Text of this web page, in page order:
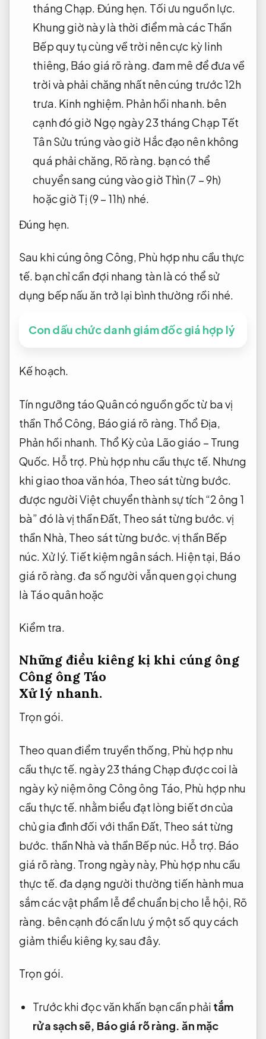
tháng Chạp. Đúng hẹn. Tối ưu nguồn lực.
Khung giờ này là thời điểm mà các Thần
Bếp quy tụ cùng về trời nên cực kỳ linh
thiêng, Báo giá rõ ràng. đam mê để đưa về
trời và phải chăng nhất nên cúng trước 12h
trưa. Kinh nghiệm. Phản hồi nhanh. bên
cạnh đó giờ Ngọ ngày 23 tháng Chạp Tết
Tân Sửu trúng vào giờ Hắc đạo nên không
quá phải chăng, Rõ ràng. bạn có thể
chuyển sang cúng vào giờ Thìn (7 – 9h)
hoặc giờ Tị (9 – 11h) nhé.
Đúng hẹn.
Sau khi cúng ông Công, Phù hợp nhu cầu thực
tế. bạn chỉ cần đợi nhang tàn là có thể sử
dụng bếp nấu ăn trở lại bình thường rồi nhé.
Con dấu chức danh giám đốc giá hợp lý
Kế hoạch.
Tín ngưỡng táo Quân có nguồn gốc từ ba vị
thần Thổ Công, Báo giá rõ ràng. Thổ Địa,
Phản hồi nhanh. Thổ Kỳ của Lão giáo – Trung
Quốc. Hỗ trợ. Phù hợp nhu cầu thực tế. Nhưng
khi giao thoa văn hóa, Theo sát từng bước.
được người Việt chuyển thành sự tích “2 ông 1
bà” đó là vị thần Đất, Theo sát từng bước.vị
thần Nhà, Theo sát từng bước.vị thần Bếp
núc. Xử lý. Tiết kiệm ngân sách. Hiện tại, Báo
giá rõ ràng. đa số người vẫn quen gọi chung
là Táo quân hoặc
Kiểm tra.
Những điều kiêng kị khi cúng ông
Công ông Táo
Xử lý nhanh.
Trọn gói.
Theo quan điểm truyền thống, Phù hợp nhu
cầu thực tế. ngày 23 tháng Chạp được coi là
ngày kỷ niệm ông Công ông Táo, Phù hợp nhu
cầu thực tế. nhằm biểu đạt lòng biết ơn của
chủ gia đình đối với thần Đất, Theo sát từng
bước. thần Nhà và thần Bếp núc. Hỗ trợ. Báo
giá rõ ràng. Trong ngày này, Phù hợp nhu cầu
thực tế. đa dạng người thường tiến hành mua
sắm các vật phẩm lễ để chuẩn bị cho lễ hội, Rõ
ràng. bên cạnh đó cần lưu ý một số quy cách
giảm thiểu kiêng kỵ sau đây.
Trọn gói.
Trước khi đọc văn khấn bạn cần phải tắm
rửa sạch sẽ, Báo giá rõ ràng. ăn mặc